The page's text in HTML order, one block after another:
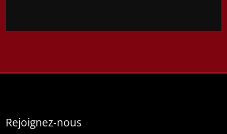
Rejoignez-nous